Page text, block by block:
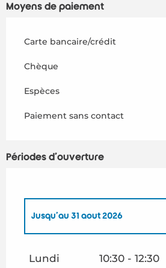
Moyens de paiement
Carte bancaire/crédit
Chèque
Espèces
Paiement sans contact
Périodes d'ouverture
Jusqu'au 31 août 2026
Lundi 10:30 - 12:30